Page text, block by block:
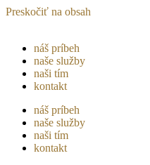
Preskočiť na obsah
náš príbeh
naše služby
naši tím
kontakt
náš príbeh
naše služby
naši tím
kontakt